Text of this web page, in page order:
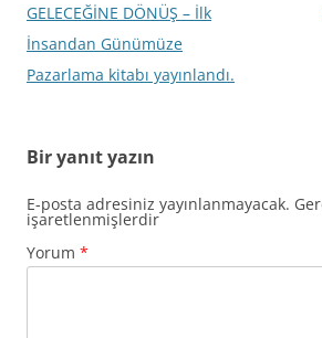
dolaşımı
GELECEĞİNE DÖNÜŞ – İlk
İnsandan Günümüze
Pazarlama kitabı yayınlandı.
Bir yanıt yazın
E-posta adresiniz yayınlanmayacak.
işaretlenmişlerdir
Yorum *